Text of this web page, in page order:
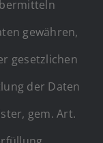
gewähren,
gesetzlichen
der Daten
gem. Art.